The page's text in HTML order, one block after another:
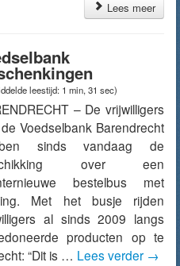
Lees meer
leestijd: 1 min, 31 sec)
– De vrijwilligers
Voedselbank Barendrecht
sinds vandaag de
over een
bestelbus met
Met het busje rijden
al sinds 2009 langs
producten op te
“Dit is … Lees verder →